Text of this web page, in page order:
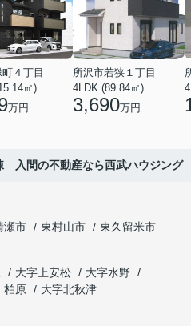
４丁目
㎡)
万円
所沢市若狭１丁目
4LDK (89.84㎡)
3,690万円
入間の不動産なら西武ハウジング
瀬市 東村山市
東久留米市
大字上安松
大字水野
柏原
大字北秋津